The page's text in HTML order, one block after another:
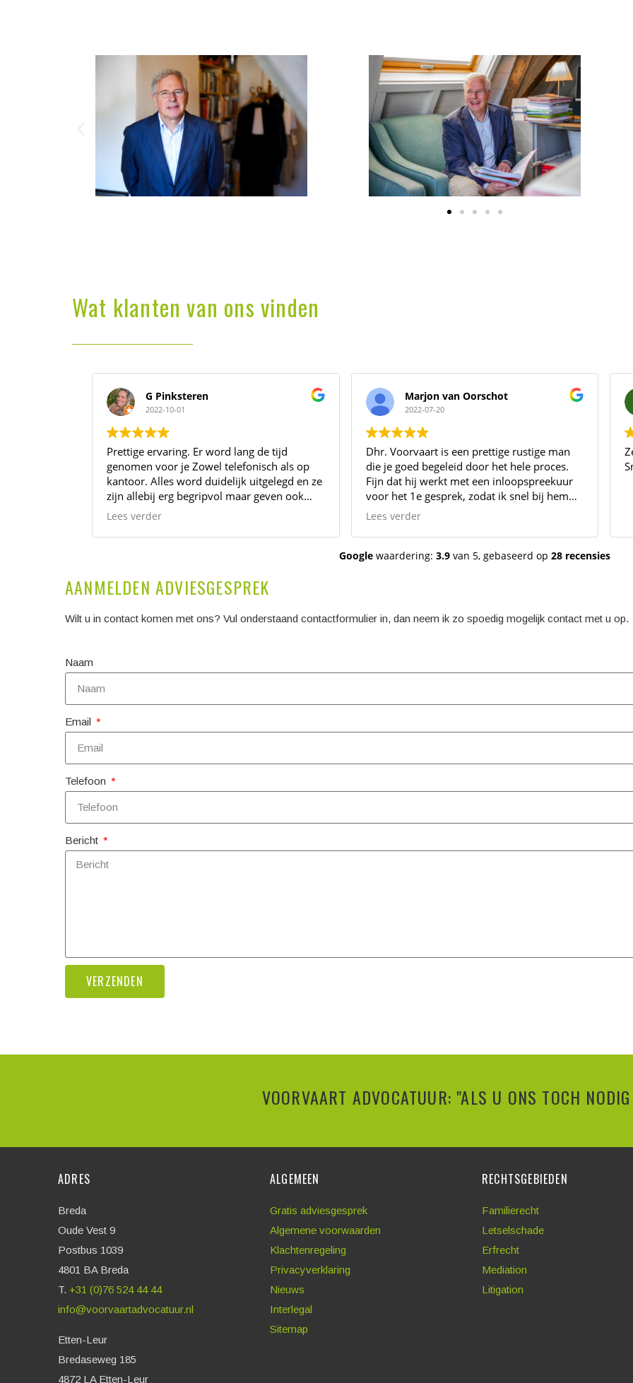
Wat klanten van ons vinden
G Pinksteren
2022-10-01
Prettige ervaring. Er word lang de tijd
genomen voor je Zowel telefonisch als op
kantoor. Alles word duidelijk uitgelegd en ze
zijn allebij erg begripvol maar geven ook
reëel advies met zich op een zaak.
Lees verder
Marjon van Oorschot
2022-07-20
Dhr. Voorvaart is een prettige rustige man
die je goed begeleid door het hele proces.
Fijn dat hij werkt met een inloopspreekuur
voor het 1e gesprek, zodat ik snel bij hem
langs kon komen.
Lees verder
Google waardering: 3.9 van 5, gebaseerd op 28 recensies
AANMELDEN ADVIESGESPREK
Wilt u in contact komen met ons? Vul onderstaand contactformulier in, dan neem ik zo spoedig mogelijk contact met u op.
Naam
Email
Telefoon
Bericht
VERZENDEN
VOORVAART ADVOCATUUR: "ALS U ONS TOCH
ADRES
Breda
Oude Vest 9
Postbus 1039
4801 BA Breda
T. +31 (0)76 524 44 44
info@voorvaartadvocatuur.nl
Etten-Leur
Bredaseweg 185
4872 LA Etten-Leur
ALGEMEEN
Gratis adviesgesprek
Algemene voorwaarden
Klachtenregeling
Privacyverklaring
Nieuws
Interlegal
Sitemap
RECHTSGEBIEDEN
Familierecht
Letselschade
Erfrecht
Mediation
Litigation